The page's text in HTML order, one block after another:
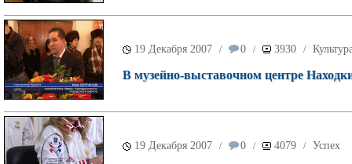
19 Декабря 2007 / 0 / 3930 /
В музейно-выставочном центре
19 Декабря 2007 / 0 / 4079 / Успех